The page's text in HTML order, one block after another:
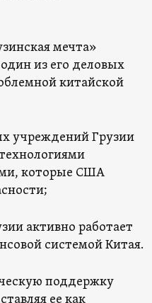
мечта»
из его деловых
китайской
учреждений Грузии
которые США
активно работает
системой Китая.
поддержку
ее как